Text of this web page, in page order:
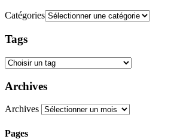
Catégories
Tags
Archives
Archives
Pages